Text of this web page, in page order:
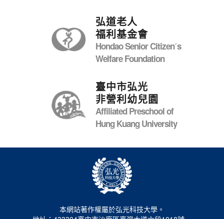
弘道老人
福利基金會
Hondao Senior Citizenˊs
Welfare Foundation
臺中市弘光
非營利幼兒園
Affiliated Preschool of
Hung Kuang University
本網站著作權屬於弘光科技大學。